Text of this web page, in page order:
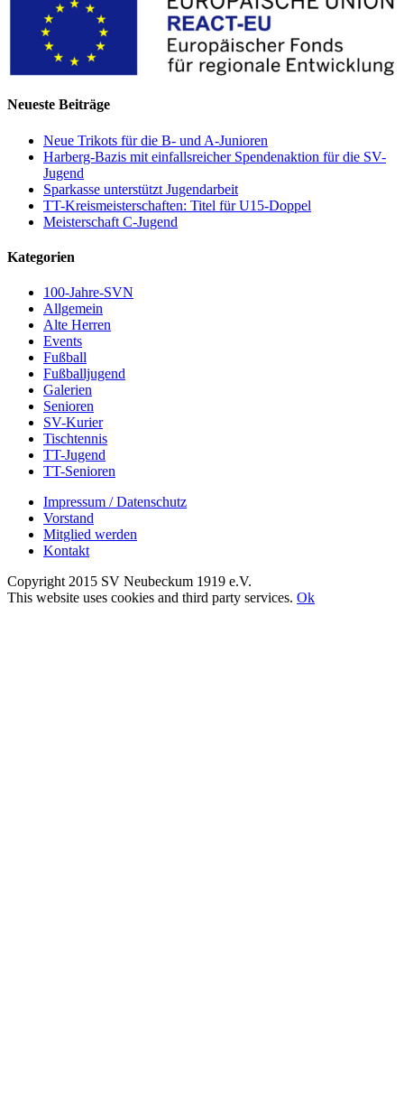
Neueste Beiträge
Neue Trikots für die B- und A-Junioren
Harberg-Bazis mit einfallsreicher Spendenaktion für die SV-
Jugend
Sparkasse unterstützt Jugendarbeit
TT-Kreismeisterschaften: Titel für U15-Doppel
Meisterschaft C-Jugend
Kategorien
100-Jahre-SVN
Allgemein
Alte Herren
Events
Fußball
Fußballjugend
Galerien
Senioren
SV-Kurier
Tischtennis
TT-Jugend
TT-Senioren
Impressum / Datenschutz
Vorstand
Mitglied werden
Kontakt
Copyright 2015 SV Neubeckum 1919 e.V.
Facebook
E-
Toggle
This website uses cookies and third party services. Ok